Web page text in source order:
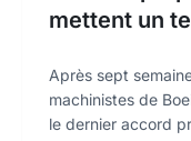
mettent un
Après sept
machinistes de
le dernier accord